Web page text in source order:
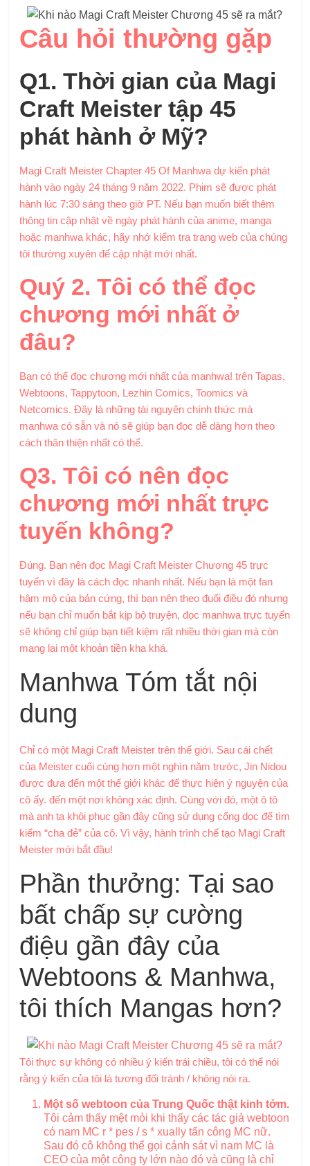
Câu hỏi thường gặp
Q1. Thời gian của Magi
Craft Meister tập 45
phát hành ở Mỹ?
Magi Craft Meister Chapter 45 Of Manhwa dự kiến ​​phát
hành vào ngày 24 tháng 9 năm 2022. Phim sẽ được phát
hành lúc 7:30 sáng theo giờ PT. Nếu bạn muốn biết thêm
thông tin cập nhật về ngày phát hành của anime, manga
hoặc manhwa khác, hãy nhớ kiểm tra trang web của chúng
tôi thường xuyên để cập nhật mới nhất.
Quý 2. Tôi có thể đọc
chương mới nhất ở
đâu?
Bạn có thể đọc chương mới nhất của manhwa! trên Tapas,
Webtoons, Tappytoon, Lezhin Comics, Toomics và
Netcomics. Đây là những tài nguyên chính thức mà
manhwa có sẵn và nó sẽ giúp bạn đọc dễ dàng hơn theo
cách thân thiện nhất có thể.
Q3. Tôi có nên đọc
chương mới nhất trực
tuyến không?
Đúng. Bạn nên đọc Magi Craft Meister Chương 45 trực
tuyến vì đây là cách đọc nhanh nhất. Nếu bạn là một fan
hâm mộ của bản cứng, thì bạn nên theo đuổi điều đó nhưng
nếu bạn chỉ muốn bắt kịp bộ truyện, đọc manhwa trực tuyến
sẽ không chỉ giúp bạn tiết kiệm rất nhiều thời gian mà còn
mang lại một khoản tiền kha khá.
Manhwa Tóm tắt nội
dung
Chỉ có một Magi Craft Meister trên thế giới. Sau cái chết
của Meister cuối cùng hơn một nghìn năm trước, Jin Nidou
được đưa đến một thế giới khác để thực hiện ý nguyện của
cô ấy. đến một nơi không xác định. Cùng với đó, một ô tô
mà anh ta khôi phục gần đây cũng sử dụng cổng dọc để tìm
kiếm “cha đẻ” của cô. Vì vậy, hành trình chế tạo Magi Craft
Meister mới bắt đầu!
Phần thưởng: Tại sao
bất chấp sự cường
điệu gần đây của
Webtoons & Manhwa,
tôi thích Mangas hơn?
Tôi thực sự không có nhiều ý kiến ​​trái chiều, tôi có thể nói
rằng ý kiến ​​của tôi là tương đối tránh / không nói ra.
Một số webtoon của Trung Quốc thật kinh tởm.
Tôi cảm thấy mệt mỏi khi thấy các tác giả webtoon
có nam MC r * pes / s * xually tấn công MC nữ.
Sau đó cô không thể gọi cảnh sát vì nam MC là
CEO của một công ty lớn nào đó và cũng là chỉ